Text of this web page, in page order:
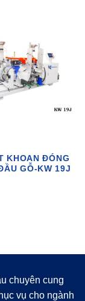
KHOAN ĐÓNG
GỖ-KW 19J
chuyên cung
vụ cho ngành